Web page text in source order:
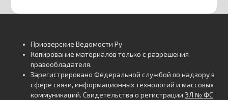
Приозерские Ведомости Ру
Копирование материалов только с разрешения
правообладателя.
Зарегистрировано Федеральной службой по надзору в
сфере связи, информационных технологий и массовых
коммуникаций. Свидетельства о регистрации ЭЛ № ФС